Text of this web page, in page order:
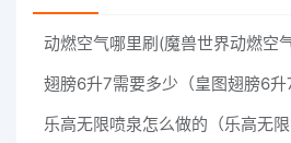
动燃空气哪里刷(魔兽世界动燃空
翅膀6升7需要多少（皇图翅膀6升
乐高无限喷泉怎么做的（乐高无限